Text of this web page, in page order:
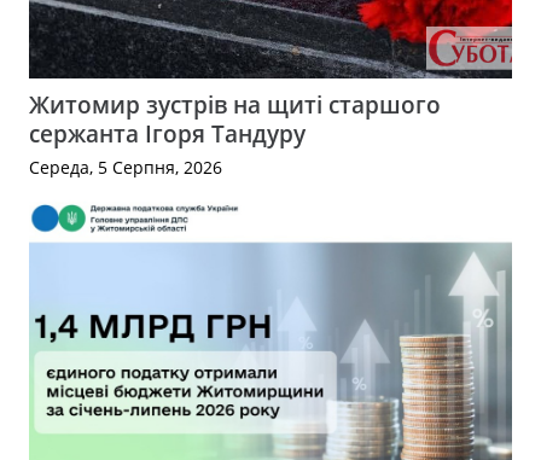
Житомир зустрів на щиті старшого
сержанта Ігоря Тандуру
Середа, 5 Серпня, 2026